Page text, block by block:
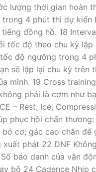
lượng thời gian hoàn
trong 4 phút thì dự kiến
đồng hồ. 18
tốc độ theo chu kỳ lặp
độ ngưỡng trong 4
sẽ lặp lại chu kỳ trên
mình. 19 Cross
phải là cơm như
– Rest, Ice,
phục hồi chấn
cơ; gác cao chân để
xuất phát 22 DNF
báo danh của vận
bộ 24 Cadence Nhịp